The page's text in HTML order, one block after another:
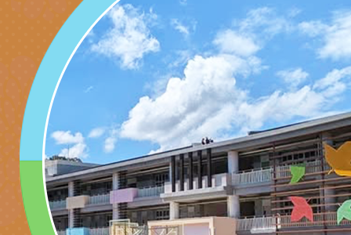
擬舉辦『教出會思考
孩-2026森林小學巡
向AI對親子關係的挑
桃園市八德區大成國
辦「桃園市115學年
藝術才能音樂班鑑定
長說明會
有關本局製作本市「
站學生心理關懷平臺
桃園市平鎮區忠貞國
辦「桃園市115學年
藝術才能國樂班鑑定
長說明會
轉知國立高雄師範大
「2026全國特殊教
學術研討會」暨徵稿
函轉內政部檢送修正
反詐宣導影片連結一
函轉內政部為強化社